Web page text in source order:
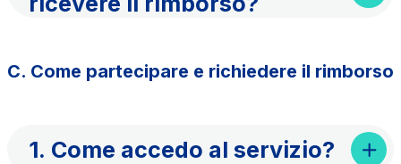
C. Come partecipare e richiedere il rimborso
1. Come accedo al servizio?